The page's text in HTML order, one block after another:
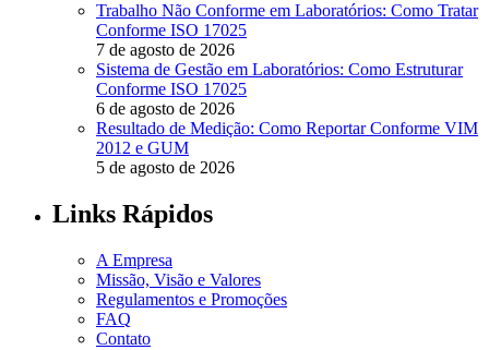
Trabalho Não Conforme em Laboratórios: Como Tratar
Conforme ISO 17025
7 de agosto de 2026
Sistema de Gestão em Laboratórios: Como Estruturar
Conforme ISO 17025
6 de agosto de 2026
Resultado de Medição: Como Reportar Conforme VIM
2012 e GUM
5 de agosto de 2026
Links Rápidos
A Empresa
Missão, Visão e Valores
Regulamentos e Promoções
FAQ
Contato